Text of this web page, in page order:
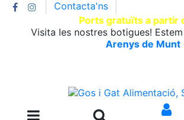
Contacta'ns
Ports gratuïts a partir
Visita les nostres botigues!
Arenys de Munt